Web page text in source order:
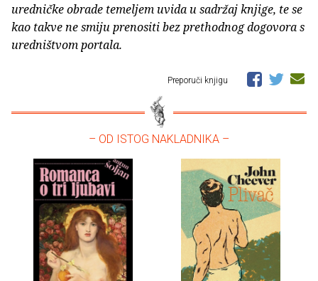
uredničke obrade temeljem uvida u sadržaj knjige, te se
kao takve ne smiju prenositi bez prethodnog dogovora s
uredništvom portala.
Preporuči knjigu
– OD ISTOG NAKLADNIKA –